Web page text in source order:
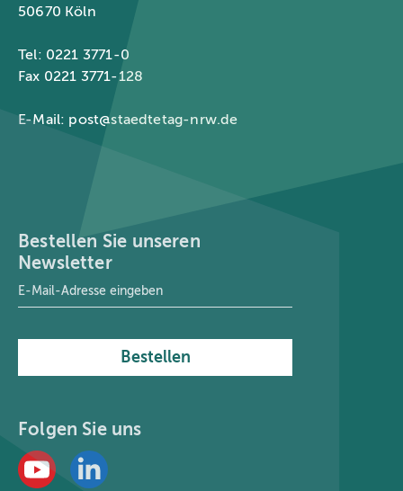
50670 Köln
Tel: 0221 3771-0
Fax 0221 3771-128
E-Mail: post@staedtetag-nrw.de
Bestellen Sie unseren
Newsletter
E-Mail-Adresse
Bestellen
Folgen Sie uns